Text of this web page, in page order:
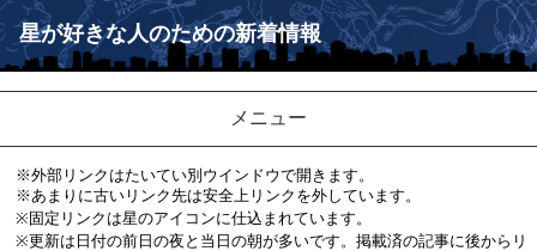
星が好きな人のための新着情報
メニュー
※外部リンクはたいてい別ウインドウで開きます。
※あまりに古いリンク先は安全上リンクを外しています。
※固定リンクは星のアイコンに仕込まれています。
※更新は日付の前日の夜と当日の朝が多いです。掲載済の記事に後からリ